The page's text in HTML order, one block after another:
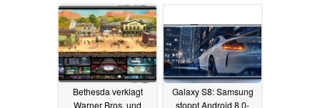
Bethesda verklagt
Warner Bros. und
Galaxy S8: Samsung
stoppt Android 8.0-